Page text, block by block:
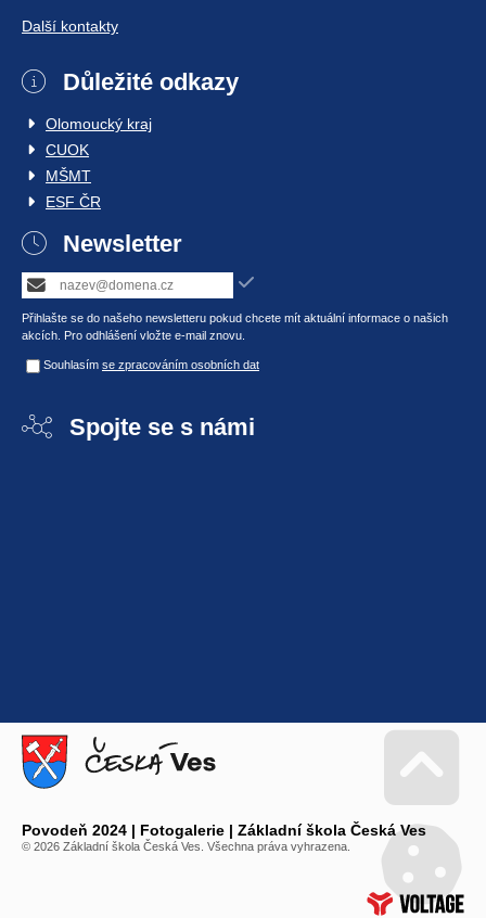
Další kontakty
Důležité odkazy
Olomoucký kraj
CUOK
MŠMT
ESF ČR
Newsletter
Přihlašte se do našeho newsletteru pokud chcete mít aktuální informace o našich
akcích. Pro odhlášení vložte e-mail znovu.
Souhlasím se zpracováním osobních dat
Spojte se s námi
Povodeň 2024 | Fotogalerie | Základní škola Česká Ves
© 2026 Základní škola Česká Ves. Všechna práva vyhrazena.
Go